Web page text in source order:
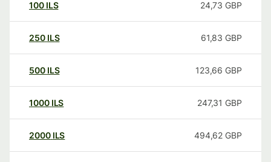
100 ILS 24,73 GBP
250 ILS 61,83 GBP
500 ILS 123,66 GBP
1000 ILS 247,31 GBP
2000 ILS 494,62 GBP